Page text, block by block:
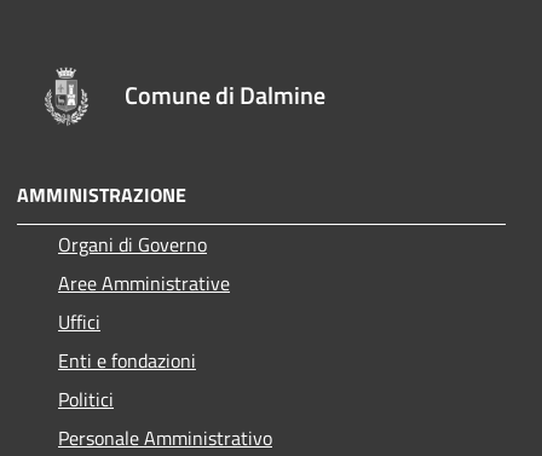
Comune di Dalmine
AMMINISTRAZIONE
Organi di Governo
Aree Amministrative
Uffici
Enti e fondazioni
Politici
Personale Amministrativo